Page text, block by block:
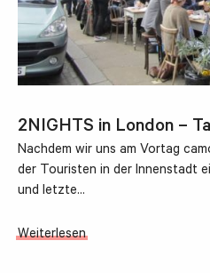
2NIGHTS in London –
Nachdem wir uns am Vortag
der Touristen in der Innenstadt
und letzte…
Weiterlesen